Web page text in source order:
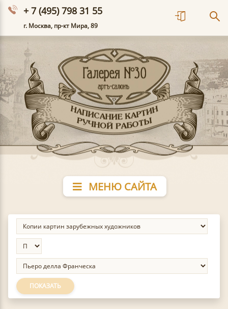
+ 7 (495) 798 31 55
г. Москва, пр-кт Мира, 89
МЕНЮ САЙТА
ПОКАЗАТЬ